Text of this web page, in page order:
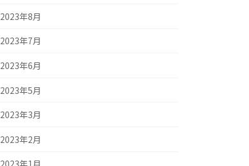
2023年8月
2023年7月
2023年6月
2023年5月
2023年3月
2023年2月